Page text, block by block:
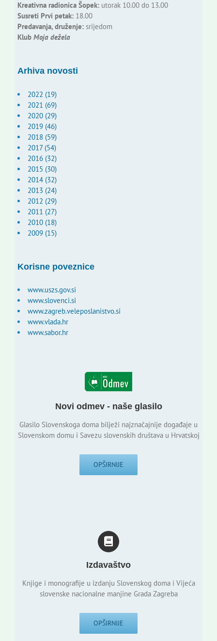
Kreativna radionica Šopek:utorak 10.00 do 13.00
Susreti Prvi petak:18.00
Predavanja, druženje:srijedom
Klub Moja dežela
Arhiva novosti
2022 (19)
2021 (69)
2020 (29)
2019 (46)
2018 (59)
2017 (54)
2016 (32)
2015 (30)
2014 (32)
2013 (24)
2012 (29)
2011 (27)
2010 (18)
2009 (15)
Korisne poveznice
www.uszs.gov.si
www.slovenci.si
www.zagreb.veleposlanistvo.si
www.vlada.hr
www.sabor.hr
Novi odmev - naše glasilo
Glasilo Slovenskoga doma bilježi najznačajnije događaje u
Slovenskom domu i Savezu slovenskih društava u Hrvatskoj
OPŠIRNIJE
Izdavaštvo
Knjige i monografije u izdanju Slovenskog doma i Vijeća
slovenske nacionalne manjine Grada Zagreba
OPŠIRNIJE